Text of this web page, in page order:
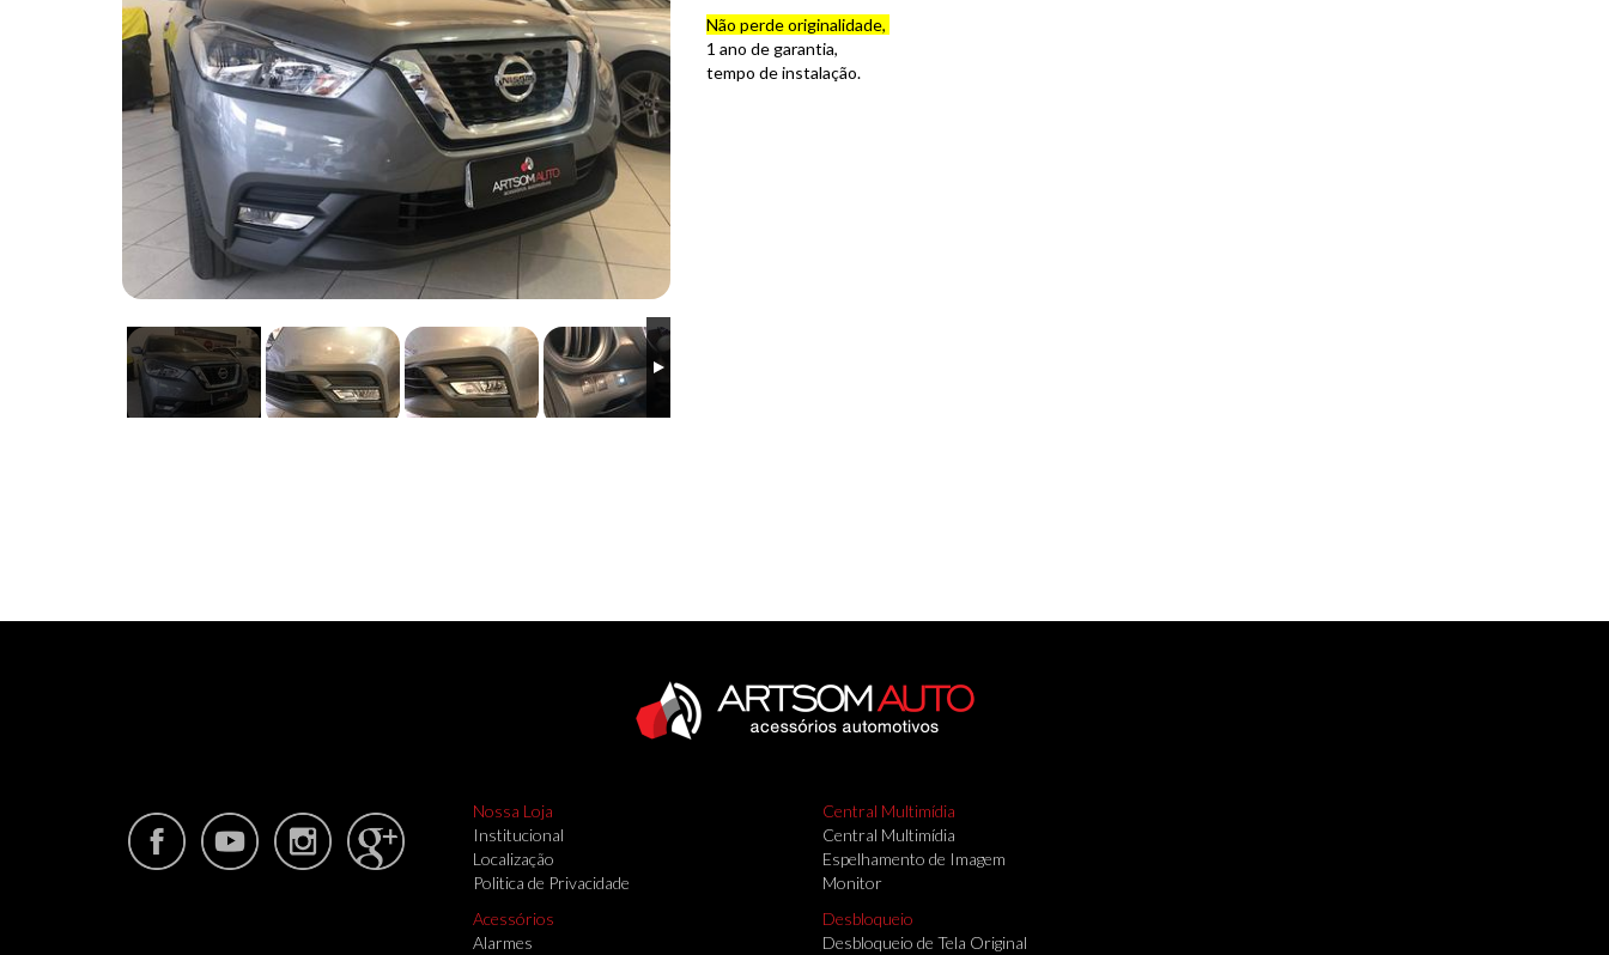
Não perde originalidade,
1 ano de garantia,
tempo de instalação.
Nossa Loja
Institucional
Localização
Politica de Privacidade
Acessórios
Alarmes
Central Multimídia
Central Multimídia
Espelhamento de Imagem
Monitor
Desbloqueio
Desbloqueio de Tela Original